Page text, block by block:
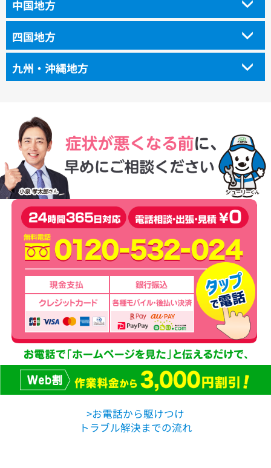
中国地方
四国地方
九州・沖縄地方
>お電話から駆けつけ
トラブル解決までの流れ